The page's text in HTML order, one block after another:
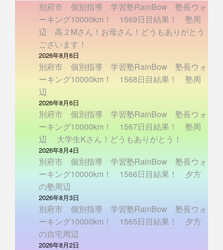
別府市 個別指導 学習塾RainBow 塾長ウォ
ーキング10000km！ 1569日目結果！ 塾周
辺 高２Mさん！お母さん！どうもありがとう
ございます！
2026年8月6日
別府市 個別指導 学習塾RainBow 塾長ウォ
ーキング10000km！ 1568日目結果！ 塾周
辺
2026年8月6日
別府市 個別指導 学習塾RainBow 塾長ウォ
ーキング10000km！ 1567日目結果！ 塾周
辺 大学生Kさん！どうもありがとう！
2026年8月4日
別府市 個別指導 学習塾RainBow 塾長ウォ
ーキング10000km！ 1566日目結果！ 夕方
の塾周辺
2026年8月3日
別府市 個別指導 学習塾RainBow 塾長ウォ
ーキング10000km！ 1565日目結果！ 夕方
の自宅周辺
2026年8月2日